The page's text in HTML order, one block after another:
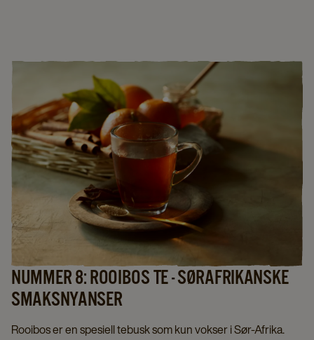
NUMMER 8: ROOIBOS TE - SØRAFRIKANSKE
SMAKSNYANSER
Rooibos er en spesiell tebusk som kun vokser i Sør-Afrika.